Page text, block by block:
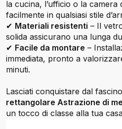
la cucina, l’ufficio o la camera
facilmente in qualsiasi stile
✔ Materiali resistenti – Il
solida assicurano una lunga
✔ Facile da montare –
immediata, pronto a
minuti.
Lasciati conquistare dal
rettangolare Astrazione di
un tocco di classe alla tua